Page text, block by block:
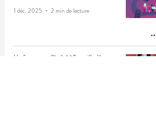
1 déc. 2025
2 min de lecture
Un forum pour l’égalité à Sotteville-lès-